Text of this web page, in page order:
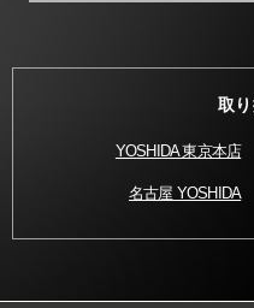
取
YOSHIDA 東京本店
名古屋 YOSHIDA